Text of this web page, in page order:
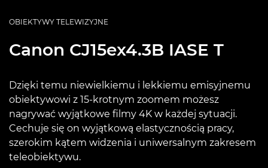
OBIEKTYWY TELEWIZYJNE
Canon CJ15ex4.3B IASE T
Dzięki temu niewielkiemu i lekkiemu emisyjnemu
obiektywowi z 15-krotnym zoomem możesz
nagrywać wyjątkowe filmy 4K w każdej sytuacji.
Cechuje się on wyjątkową elastycznością pracy,
szerokim kątem widzenia i uniwersalnym zakresem
teleobiektywu.